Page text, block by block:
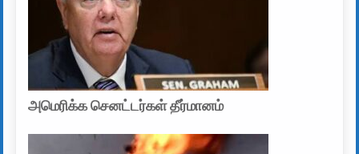
அமெரிக்க செனட்டர்கள் தீர்மானம்